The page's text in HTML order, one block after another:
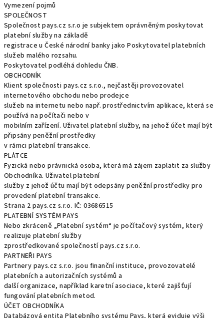
Vymezení pojmů
SPOLEČNOST
Společnost pays.cz s.r.o je subjektem oprávněným poskytovat
platební služby na základě
registrace u České národní banky jako Poskytovatel platebních
služeb malého rozsahu.
Poskytovatel podléhá dohledu ČNB.
OBCHODNÍK
Klient společnosti pays.cz s.r.o., nejčastěji provozovatel
internetového obchodu nebo prodejce
služeb na internetu nebo např. prostřednictvím aplikace, která se
používá na počítači nebo v
mobilním zařízení. Uživatel platební služby, na jehož účet mají být
připsány peněžní prostředky
v rámci platební transakce.
PLÁTCE
Fyzická nebo právnická osoba, která má zájem zaplatit za služby
Obchodníka. Uživatel platební
služby z jehož účtu mají být odepsány peněžní prostředky pro
provedení platební transakce.
Strana 2 pays.cz s.r.o. IČ: 03686515
PLATEBNÍ SYSTÉM PAYS
Nebo zkráceně „Platební systém“ je počítačový systém, který
realizuje platební služby
zprostředkované společností pays.cz s.r.o.
PARTNEŘI PAYS
Partnery pays.cz s.r.o. jsou finanční instituce, provozovatelé
platebních a autorizačních systémů a
další organizace, například karetní asociace, které zajišťují
fungování platebních metod.
ÚČET OBCHODNÍKA
Databázová entita Platebního systému Pays, která eviduje výši